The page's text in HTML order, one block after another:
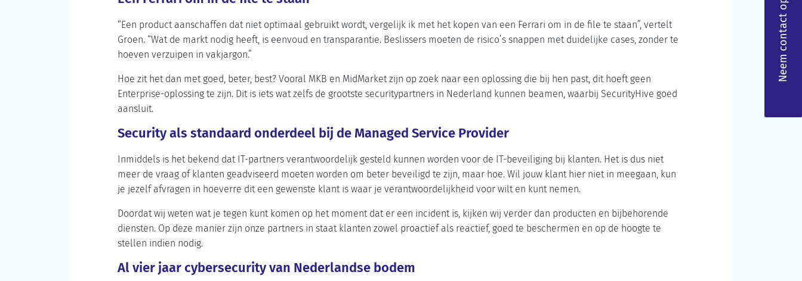
Neem contact op
“Een product aanschaffen dat niet optimaal gebruikt wordt, vergelijk ik met het kopen van een Ferrari om in de file te staan”, vertelt
Groen. “Wat de markt nodig heeft, is eenvoud en transparantie. Beslissers moeten de risico’s snappen met duidelijke cases, zonder te
hoeven verzuipen in vakjargon.”
Hoe zit het dan met goed, beter, best? Vooral MKB en MidMarket zijn op zoek naar een oplossing die bij hen past, dit hoeft geen
Enterprise-oplossing te zijn. Dit is iets wat zelfs de grootste securitypartners in Nederland kunnen beamen, waarbij SecurityHive goed
aansluit.
Security als standaard onderdeel bij de Managed Service Provider
Inmiddels is het bekend dat IT-partners verantwoordelijk gesteld kunnen worden voor de IT-beveiliging bij klanten. Het is dus niet
meer de vraag of klanten geadviseerd moeten worden om beter beveiligd te zijn, maar hoe. Wil jouw klant hier niet in meegaan, kun
je jezelf afvragen in hoeverre dit een gewenste klant is waar je verantwoordelijkheid voor wilt en kunt nemen.
Doordat wij weten wat je tegen kunt komen op het moment dat er een incident is, kijken wij verder dan producten en bijbehorende
diensten. Op deze manier zijn onze partners in staat klanten zowel proactief als reactief, goed te beschermen en op de hoogte te
stellen indien nodig.
Al vier jaar cybersecurity van Nederlandse bodem